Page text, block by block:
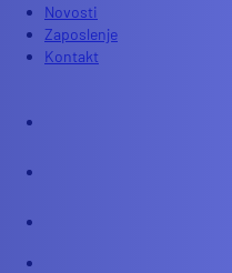
Novosti
Zaposlenje
Kontakt